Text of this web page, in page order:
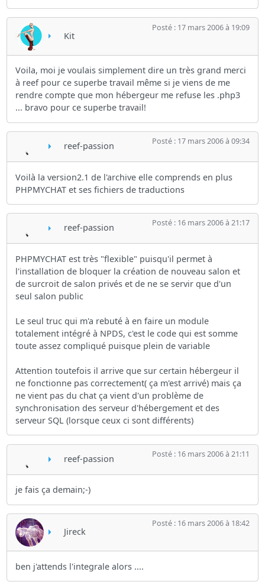
Kit
Posté : 17 mars 2006 à 19:09
Voila, moi je voulais simplement dire un très grand merci
à reef pour ce superbe travail même si je viens de me
rendre compte que mon hébergeur me refuse les .php3
... bravo pour ce superbe travail!
reef-passion Posté : 17 mars 2006 à 09:34
Voilà la version2.1 de l'archive elle comprends en plus
PHPMYCHAT et ses fichiers de traductions
reef-passion Posté : 16 mars 2006 à 21:17
PHPMYCHAT est très "flexible" puisqu'il permet à
l'installation de bloquer la création de nouveau salon et
de surcroit de salon privés et de ne se servir que d'un
seul salon public
Le seul truc qui m'a rebuté à en faire un module
totalement intégré à NPDS, c'est le code qui est somme
toute assez compliqué puisque plein de variable
Attention toutefois il arrive que sur certain hébergeur il
ne fonctionne pas correctement( ça m'est arrivé) mais ça
ne vient pas du chat ça vient d'un problème de
synchronisation des serveur d'hébergement et des
serveur SQL (lorsque ceux ci sont différents)
reef-passion Posté : 16 mars 2006 à 21:11
je fais ça demain;-)
Jireck
Posté : 16 mars 2006 à 18:42
ben j'attends l'integrale alors ....